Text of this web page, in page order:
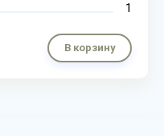
1
В корзину